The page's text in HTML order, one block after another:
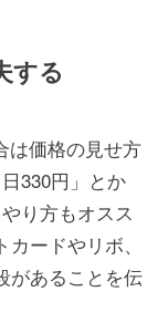
する
は価格の見せ方
330円」とか
り方もオスス
ードやリボ、
があることを伝